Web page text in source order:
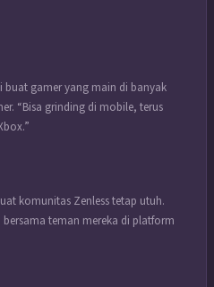
buat gamer yang main di banyak
“Bisa grinding di mobile, terus
komunitas Zenless tetap utuh.
teman mereka di platform